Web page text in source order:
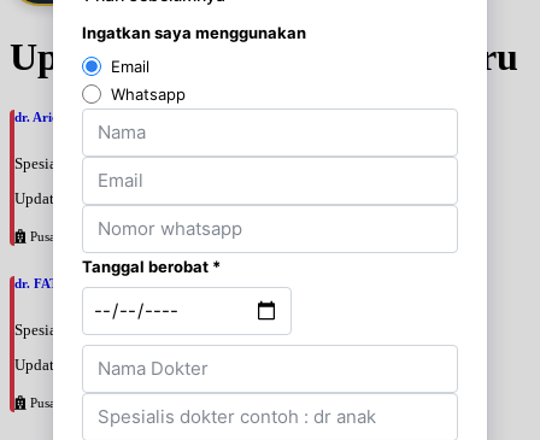
Update Jadwal Dokter terbaru
dr. Ario Baskoro, SpU
Spesialis: Bedah Urologi
Update terakhir: 2026-08-06 18:46:06
Pusat Pertamina
dr. FATAN ABSHARI, SpU
Spesialis: Bedah Urologi
Update terakhir: 2026-08-06 18:42:13
Pusat Pertamina